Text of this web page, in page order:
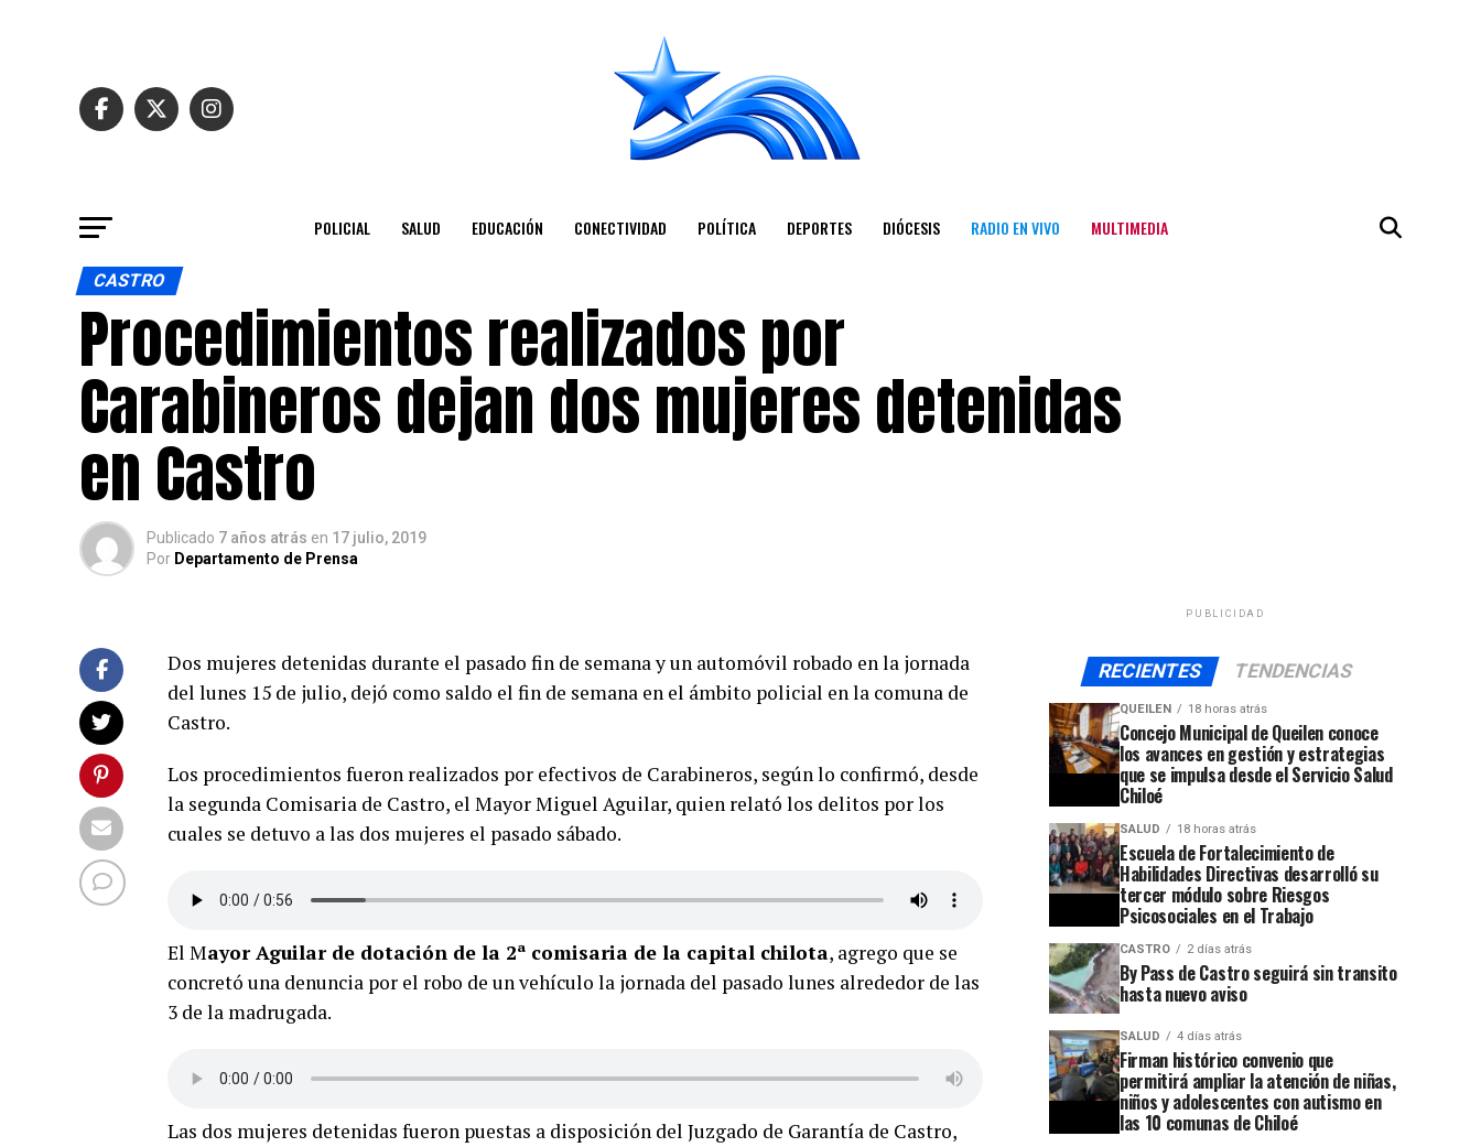
POLICIAL SALUD EDUCACIÓN CONECTIVIDAD POLÍTICA DEPORTES DIÓCESIS RADIO EN VIVO MULTIMEDIA
CASTRO
Procedimientos realizados por
Carabineros dejan dos mujeres detenidas
en Castro
Publicado 7 años atrás en 17 julio, 2019
Por Departamento de Prensa
Dos mujeres detenidas durante el pasado fin de semana y un automóvil robado en la jornada
del lunes 15 de julio, dejó como saldo el fin de semana en el ámbito policial en la comuna de
Castro.
Los procedimientos fueron realizados por efectivos de Carabineros, según lo confirmó, desde
la segunda Comisaria de Castro, el Mayor Miguel Aguilar, quien relató los delitos por los
cuales se detuvo a las dos mujeres el pasado sábado.
El Mayor Aguilar de dotación de la 2ª comisaria de la capital chilota, agrego que se
concretó una denuncia por el robo de un vehículo la jornada del pasado lunes alrededor de las
3 de la madrugada.
Las dos mujeres detenidas fueron puestas a disposición del Juzgado de Garantía de Castro,
PUBLICIDAD
RECIENTES TENDENCIAS
QUEILEN 18 horas atrás
Concejo Municipal de Queilen conoce
los avances en gestión y estrategias
que se impulsa desde el Servicio Salud
Chiloé
SALUD 18 horas atrás
Escuela de Fortalecimiento de
Habilidades Directivas desarrolló su
tercer módulo sobre Riesgos
Psicosociales en el Trabajo
CASTRO 2 días atrás
By Pass de Castro seguirá sin transito
hasta nuevo aviso
SALUD 4 días atrás
Firman histórico convenio que
permitirá ampliar la atención de niñas,
niños y adolescentes con autismo en
las 10 comunas de Chiloé